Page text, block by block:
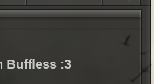
Buffless :3